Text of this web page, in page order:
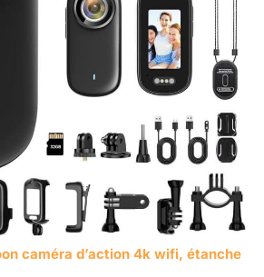
caméra d’action 4k wifi, étanche